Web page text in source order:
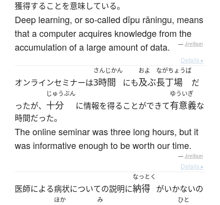
獲得することを意味している。
Deep learning, or so-called dīpu rāningu, means
that a computer acquires knowledge from the
accumulation of a large amount of data.
— Jreibun
Details ▸
オンラインセミナーは
さんじかん
3時間 にも
およ
及ぶ
ながちょうば
長丁場 だ
ったが、
じゅうぶん
十分 に情報を得ることができて
ゆういぎ
有意義な
時間だった。
The online seminar was three long hours, but it
was informative enough to be worth our time.
— Jreibun
Details ▸
医師による病状についての説明に
なっとく
納得 がいかないの
ほか み ひと